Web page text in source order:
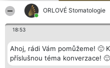
ORLOVÉ Stomatologie
18:53
Ahoj, rádi Vám pomůžeme! 🙂
příslušnou téma konverzace! 🙂